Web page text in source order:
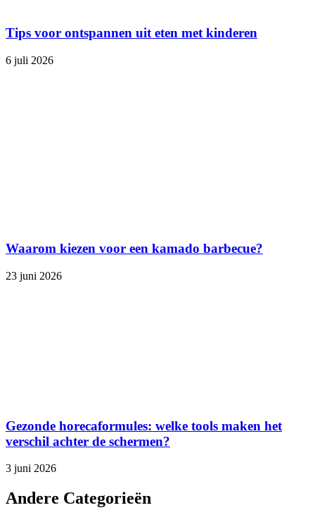
Tips voor ontspannen uit eten met kinderen
6 juli 2026
Waarom kiezen voor een kamado barbecue?
23 juni 2026
Gezonde horecaformules: welke tools maken het
verschil achter de schermen?
3 juni 2026
Andere Categorieën